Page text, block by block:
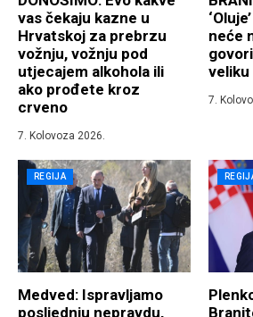
vas čekaju kazne u
Hrvatskoj za prebrzu
vožnju, vožnju pod
utjecajem alkohola ili
ako prođete kroz
crveno
7. Kolovoza 2026.
neće
veliku
7.
REGIJA
Medved: Ispravljamo
posljednju nepravdu,